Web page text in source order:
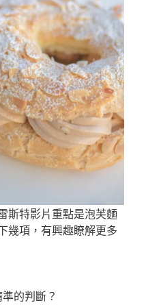
斯特影片重點是泡芙麵
幾項，有興趣瞭解更多
的判斷？